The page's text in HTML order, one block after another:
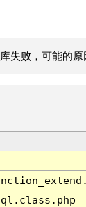
失败，可能的